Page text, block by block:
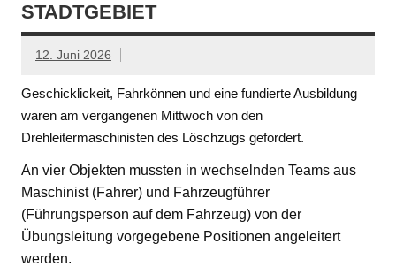
STADTGEBIET
12. Juni 2026
Geschicklickeit, Fahrkönnen und eine fundierte Ausbildung
waren am vergangenen Mittwoch von den
Drehleitermaschinisten des Löschzugs gefordert.
An vier Objekten mussten in wechselnden Teams aus
Maschinist (Fahrer) und Fahrzeugführer
(Führungsperson auf dem Fahrzeug) von der
Übungsleitung vorgegebene Positionen angeleitert
werden.